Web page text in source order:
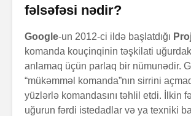
fəlsəfəsi nədir?
Google-un 2012-ci ildə başlatdığı
komanda kouçinqinin təşkilati
anlamaq üçün parlaq bir nümunədir.
“mükəmməl komanda”nın sirrini
yüzlərlə komandasını təhlil etdi. İlkin
uğurun fərdi istedadlar və ya texniki